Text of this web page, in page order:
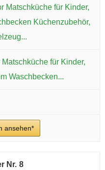
für Kinder,
Waschbecken...
ansehen*
8